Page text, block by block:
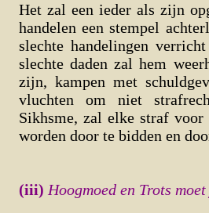
Het zal een ieder als zijn
handelen een stempel
slechte handelingen
slechte daden zal hem
zijn, kampen met
vluchten om niet
Sikhsme, zal elke straf voor
worden door te bidden en
(iii) Hoogmoed en Trots